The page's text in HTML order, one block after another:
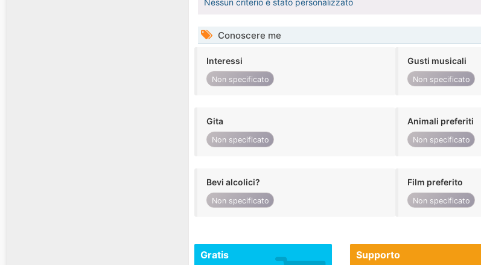
Nessun criterio è stato personalizzato
Conoscere me
Interessi
Non specificato
Gusti musicali
Non specificato
Gita
Non specificato
Animali preferiti
Non specificato
Bevi alcolici?
Non specificato
Film preferito
Non specificato
Gratis Supporto